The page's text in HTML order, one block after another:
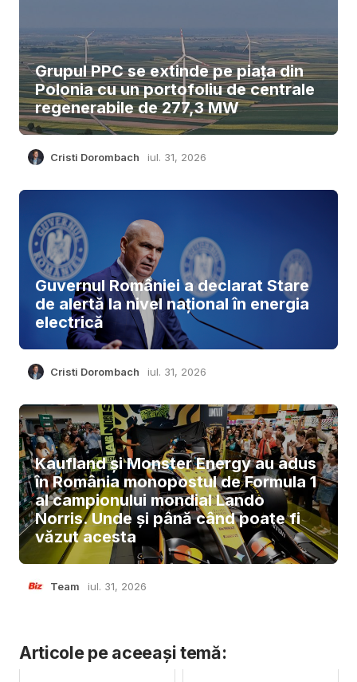
Grupul PPC se extinde pe piața din
Polonia cu un portofoliu de centrale
regenerabile de 277,3 MW
Cristi Dorombach iul. 31, 2026
Guvernul României a declarat Stare
de alertă la nivel național în energia
electrică
Cristi Dorombach iul. 31, 2026
Kaufland și Monster Energy au adus
în România monopostul de Formula 1
al campionului mondial Lando
Norris. Unde și până când poate fi
văzut acesta
Team iul. 31, 2026
Articole pe aceeași temă: